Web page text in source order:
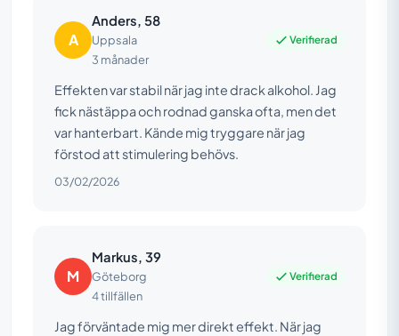
A
Anders, 58
Uppsala
3 månader
Verifierad
Effekten var stabil när jag inte drack alkohol. Jag
fick nästäppa och rodnad ganska ofta, men det
var hanterbart. Kände mig tryggare när jag
förstod att stimulering behövs.
03/02/2026
M
Markus, 39
Göteborg
4 tillfällen
Verifierad
Jag förväntade mig mer direkt effekt. När jag